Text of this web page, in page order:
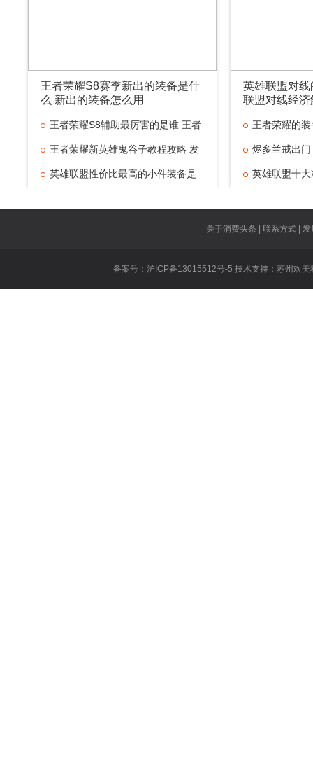
王者荣耀S8赛季新出的装备是什
么 新出的装备怎么用
王者荣耀S8辅助最厉害的是谁 王者
王者荣耀新英雄鬼谷子教程攻略 发
英雄联盟性价比最高的小件装备是
英雄联盟对
联盟对线经济
王者荣耀的
烬多兰戒出
英雄联盟十
王者荣耀技
王者荣耀遇
关于消费头条 | 联系方式 |
备案号：沪ICP备13015512号-5 技术支持： 苏州欢美